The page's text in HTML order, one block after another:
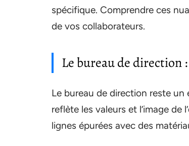
spécifique. Comprendre ces
de vos collaborateurs.
Le bureau de direction
Le bureau de direction reste un
reflète les valeurs et l’image
lignes épurées avec des